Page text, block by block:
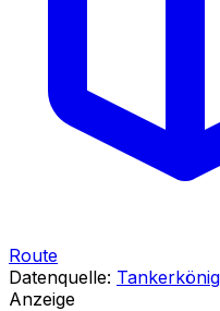
Route
Datenquelle: Tankerkönig
Anzeige